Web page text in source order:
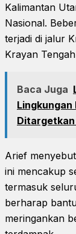
Kalimantan
Nasional.
terjadi di jalur
Krayan
Baca Juga
Lingkungan
Arief
ini mencakup
termasuk
berharap
meringankan